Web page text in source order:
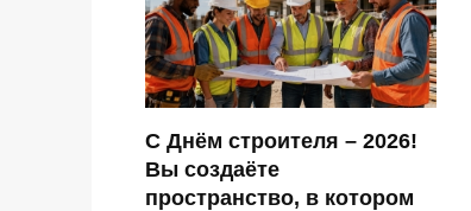
С Днём строителя – 2026!
Вы создаёте
пространство, в котором